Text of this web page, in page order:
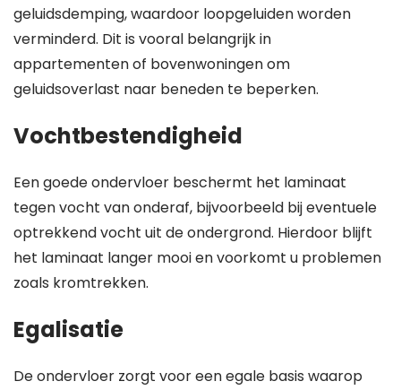
geluidsdemping, waardoor loopgeluiden worden
verminderd. Dit is vooral belangrijk in
appartementen of bovenwoningen om
geluidsoverlast naar beneden te beperken.
Vochtbestendigheid
Een goede ondervloer beschermt het laminaat
tegen vocht van onderaf, bijvoorbeeld bij eventuele
optrekkend vocht uit de ondergrond. Hierdoor blijft
het laminaat langer mooi en voorkomt u problemen
zoals kromtrekken.
Egalisatie
De ondervloer zorgt voor een egale basis waarop